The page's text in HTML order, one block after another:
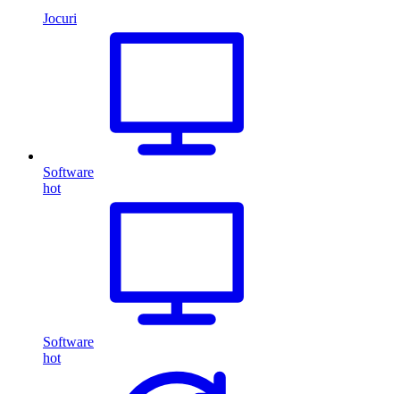
Jocuri
Software
hot
Software
hot